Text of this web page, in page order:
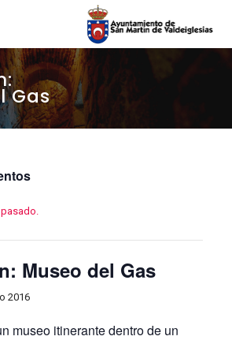
Gas
pasado.
Museo del Gas
2016
museo itinerante dentro de un